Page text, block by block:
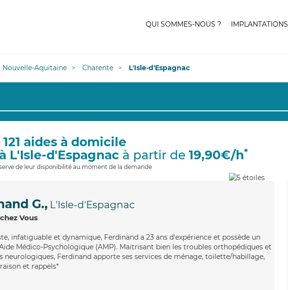
QUI SOMMES-NOUS ? IMPLANTATIONS
Nouvelle-Aquitaine Charente L'Isle-d'Espagnac
121 aides à domicile
à L'Isle-d'Espagnacà partir de 19,90€/h*
de leur disponibilité au moment de la demande
G., L'Isle-d'Espagnac
Vous
, infatiguable et dynamique, Ferdinand a 23 ans d'expérience et possède un
Médico-Psychologique (AMP). Maitrisant bien les troubles orthopédiques et
neurologiques, Ferdinand apporte ses services de ménage, toilette/habillage,
et rappels*